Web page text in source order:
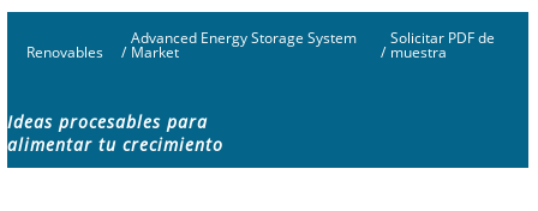
Renovables /
Advanced Energy Storage System
Market /
Solicitar PDF de
muestra
Ideas procesables para
alimentar tu crecimiento